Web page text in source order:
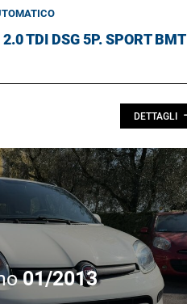
2.0 TDI DSG 5P. SPORT BMT
DETTAGLI
01/2013